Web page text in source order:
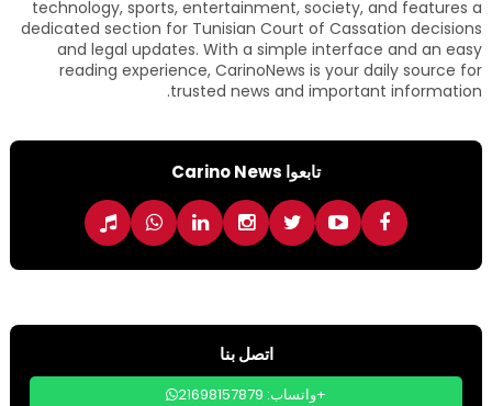
technology, sports, entertainment, society, and features a
dedicated section for Tunisian Court of Cassation decisions
and legal updates. With a simple interface and an easy
reading experience, CarinoNews is your daily source for
trusted news and important information.
تابعوا Carino News
اتصل بنا
واتساب: 21698157879+